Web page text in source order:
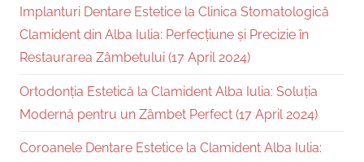
Implanturi Dentare Estetice la Clinica Stomatologică
Clamident din Alba Iulia: Perfecțiune și Precizie în
Restaurarea Zâmbetului (17 April 2024)
Ortodonția Estetică la Clamident Alba Iulia: Soluția
Modernă pentru un Zâmbet Perfect (17 April 2024)
Coroanele Dentare Estetice la Clamident Alba Iulia: